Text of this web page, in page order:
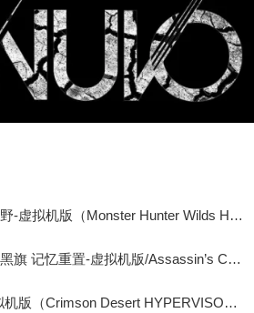
怪物猎人：荒野-虚拟机版（Monster Hunter Wilds HYPERVISOR）免安装中文版
《刺客信条：黑旗 记忆重置-虚拟机版/Assassin’s Creed Black Flag Resynced HYPERVISOR》免安装中文版
红色沙漠-虚拟机版（Crimson Desert HYPERVISOR）免安装中文版